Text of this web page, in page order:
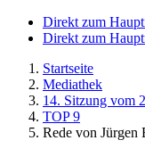
Direkt zum
Direkt zum
Startseite
Mediathek
14. Sitzung vom
TOP 9
Rede von Jürgen